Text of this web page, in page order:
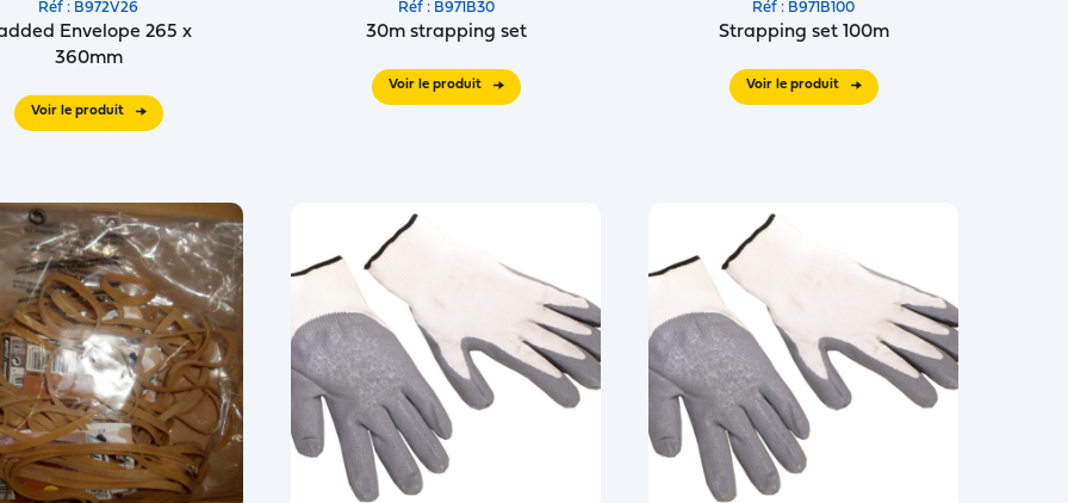
Réf : B972V26
Envelope 265 x
360mm
Voir le produit
Réf : B971B30
30m strapping set
Voir le produit
Réf : B971B100
Strapping set 100m
Voir le produit